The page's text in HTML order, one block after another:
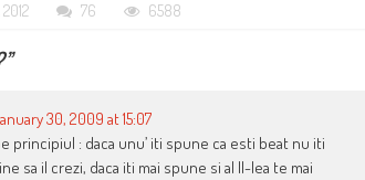
76 6588
”
30, 2009 at 15:07
principiul : daca unu’ iti spune ca esti beat nu iti
sa il crezi, daca iti mai spune si al II-lea te mai